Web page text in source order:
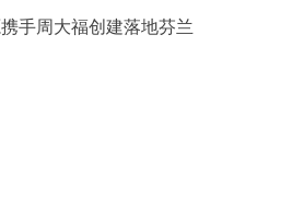
手周大福创建落地芬兰